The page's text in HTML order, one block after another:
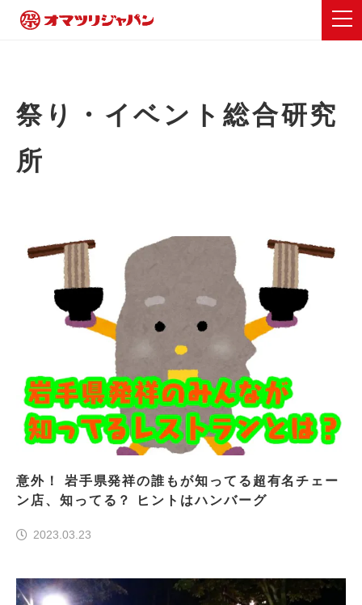
祭り・イベント総合研究
所
意外！ 岩手県発祥の誰もが知ってる超有名チェー
ン店、知ってる？ ヒントはハンバーグ
2023.03.23